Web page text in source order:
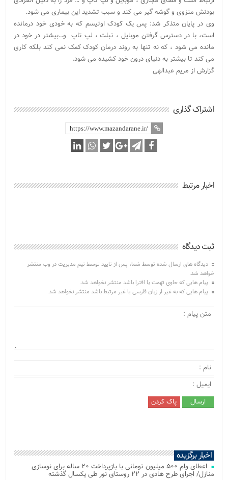
بودنش منزوی و گوشه گیر می کند و سبب تشدید این بیماری می شود.
وی در پایان متذکر شد: پس یک کودک اوتیسم که به خودی خود درمانده
است، با در دسترس گرفتن موبایل ، تبلت ، لپ تاپ و…بیشتر در خود در
مانده می شود ، که نه تنها به روند درمان کودک کمک نمی کند بلکه کاری
می کند تا بیشتر به دنیای درون خود کشیده می شود.
گزارش از مریم عبدالهی
اشتراک گذاری
اخبار مرتبط
ثبت دیدگاه
دیدگاه های ارسال شده توسط شما، پس از تایید توسط تیم مدیریت در وب منتشر
خواهد شد.
پیام هایی که حاوی تهمت یا افترا باشد منتشر نخواهد شد.
پیام هایی که به غیر از زبان فارسی یا غیر مرتبط باشد منتشر نخواهد شد.
اخبار برگزیده
اعطای وام ۵۰۰ میلیون تومانی با بازپرداخت ۲۰ ساله برای نوسازی
منازل/ اجرای طرح هادی در ۲۲ روستای نور طی یکسال گذشته